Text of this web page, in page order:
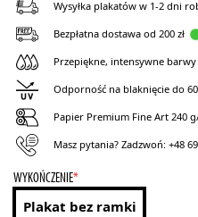
Wysyłka plakatów w 1-2 dni
Bezpłatna dostawa od 200 zł
Przepiękne, intensywne barwy
Odporność na blaknięcie do
Papier Premium Fine Art 240
Masz pytania? Zadzwoń: +48
*
WYKOŃCZENIE
Plakat bez ramki